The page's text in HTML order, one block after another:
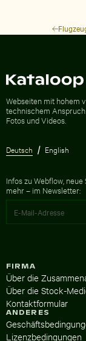
Webseiten mit hohem
technischem
Fotos und Videos.
Deutsch English
Infos zu Webflow,
mehr – im Newsletter:
FIRMA
Über die
Über die Stock-
Kontaktformular
ANDERES
Lizenzbedingungen